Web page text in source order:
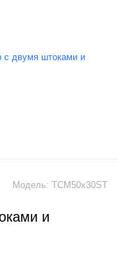
Модель: TCM50x30ST
и